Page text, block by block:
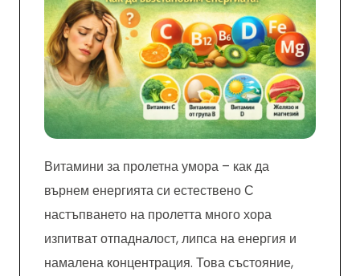
Витамини за пролетна умора – как да
върнем енергията си естествено С
настъпването на пролетта много хора
изпитват отпадналост, липса на енергия и
намалена концентрация. Това състояние,